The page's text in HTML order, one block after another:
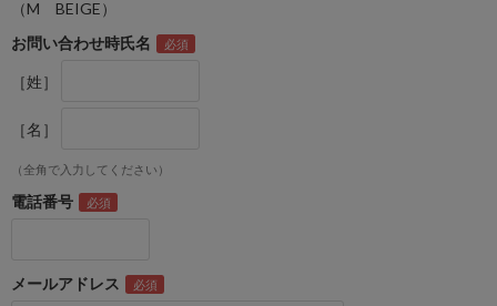
（M BEIGE）
お問い合わせ時氏名
［姓］
［名］
（全角で入力してください）
電話番号
メールアドレス